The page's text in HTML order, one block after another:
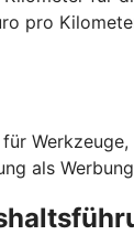
pro
als